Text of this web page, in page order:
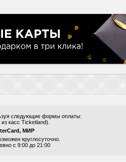
следующие формы оплаты:
касс Ticketland).
МИР
круглосуточно.
с 9:00 до 21:00